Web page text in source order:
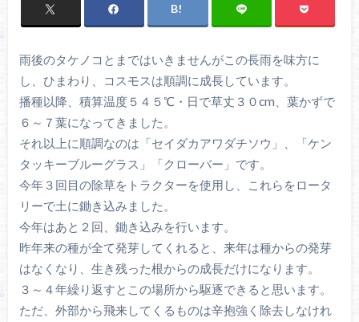
雨後のタケノコとまではいきませんがこの長雨を味方に
し、ひまわり、コスモスは順調に成長しています。
播種以降、積算温度５４５℃・日で草丈３０cm、葉かずで
６～７葉になってきました。
それ以上に順調なのは「セイダカアワダチソウ」、「ケン
タッキーブルーグラス」「クローバー」です。
今年３回目の除草をトラクターを使用し、これらをロータ
リーで土に鋤き込みました。
今年はあと２回、鋤き込みを行います。
昨年来の種が全て発芽してくれると、来年は種からの発芽
はなくなり、生き残った根からの成長だけになります。
３～４年繰り返すとこの場所から駆逐できると思います。
ただ、外部から飛来してくるものは辛抱強く除去しなけれ